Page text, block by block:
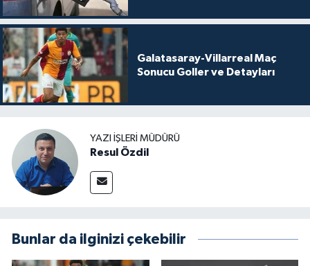
Galatasaray-Villarreal Maç
Sonucu Goller ve Detayları
YAZI İŞLERI MÜDÜRÜ
Resul Özdil
Bunlar da ilginizi çekebilir